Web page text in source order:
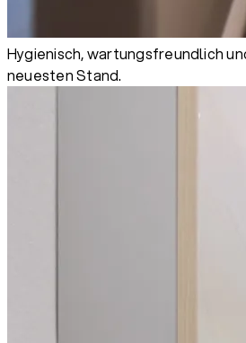
Hygienisch, wartungsfreundlich
neuesten Stand.